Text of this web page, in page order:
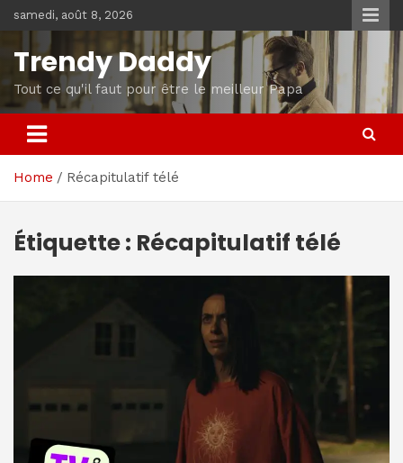
to
content
samedi, août 8, 2026
Trendy Daddy
Tout ce qu'il faut pour être le meilleur Papa
Home Récapitulatif télé
Étiquette : Récapitulatif télé